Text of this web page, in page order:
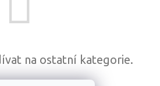
na ostatní kategorie.